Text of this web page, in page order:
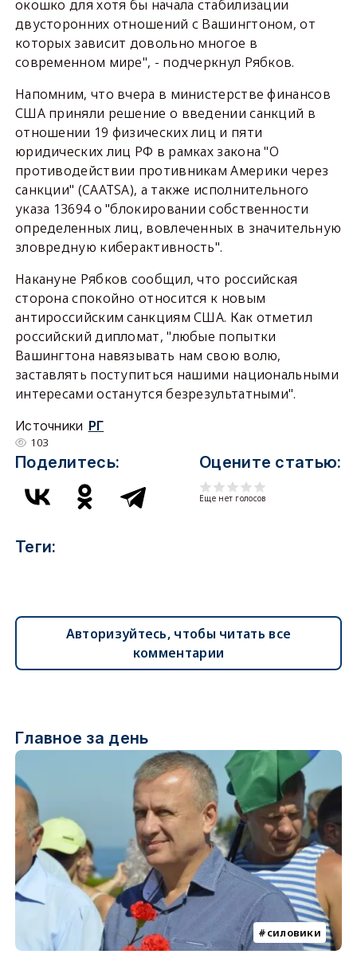
окошко для хотя бы начала стабилизации
двусторонних отношений с Вашингтоном, от
которых зависит довольно многое в
современном мире", - подчеркнул Рябков.
Напомним, что вчера в министерстве финансов
США приняли решение о введении санкций в
отношении 19 физических лиц и пяти
юридических лиц РФ в рамках закона "О
противодействии противникам Америки через
санкции" (CAATSA), а также исполнительного
указа 13694 о "блокировании собственности
определенных лиц, вовлеченных в значительную
зловредную киберактивность".
Накануне Рябков сообщил, что российская
сторона спокойно относится к новым
антироссийским санкциям США. Как отметил
российский дипломат, "любые попытки
Вашингтона навязывать нам свою волю,
заставлять поступиться нашими национальными
интересами останутся безрезультатными".
Источники РГ
103
Поделитесь: Оцените статью:
Еще нет голосов
Теги:
Авторизуйтесь, чтобы читать все
комментарии
Главное за день
силовики